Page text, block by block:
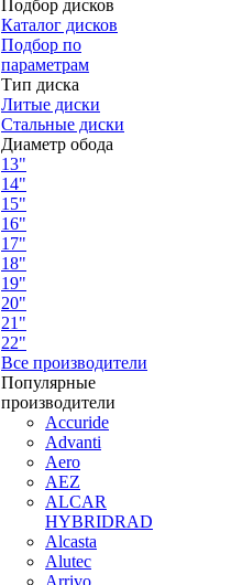
Подбор дисков
Каталог дисков
Подбор по
параметрам
Тип диска
Литые диски
Стальные диски
Диаметр обода
13"
14"
15"
16"
17"
18"
19"
20"
21"
22"
Все производители
Популярные
производители
Accuride
Advanti
Aero
AEZ
ALCAR
HYBRIDRAD
Alcasta
Alutec
Arrivo